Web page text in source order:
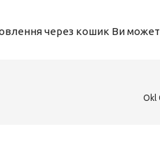
через кошик Ви